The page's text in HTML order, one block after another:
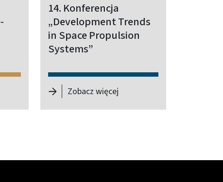
KONIK
Politechniki Warszawskiej w 200-lecie Uczelni
14. Konferencja
„Development Trends
in Space Propulsion
Systems”
Zobacz więcej